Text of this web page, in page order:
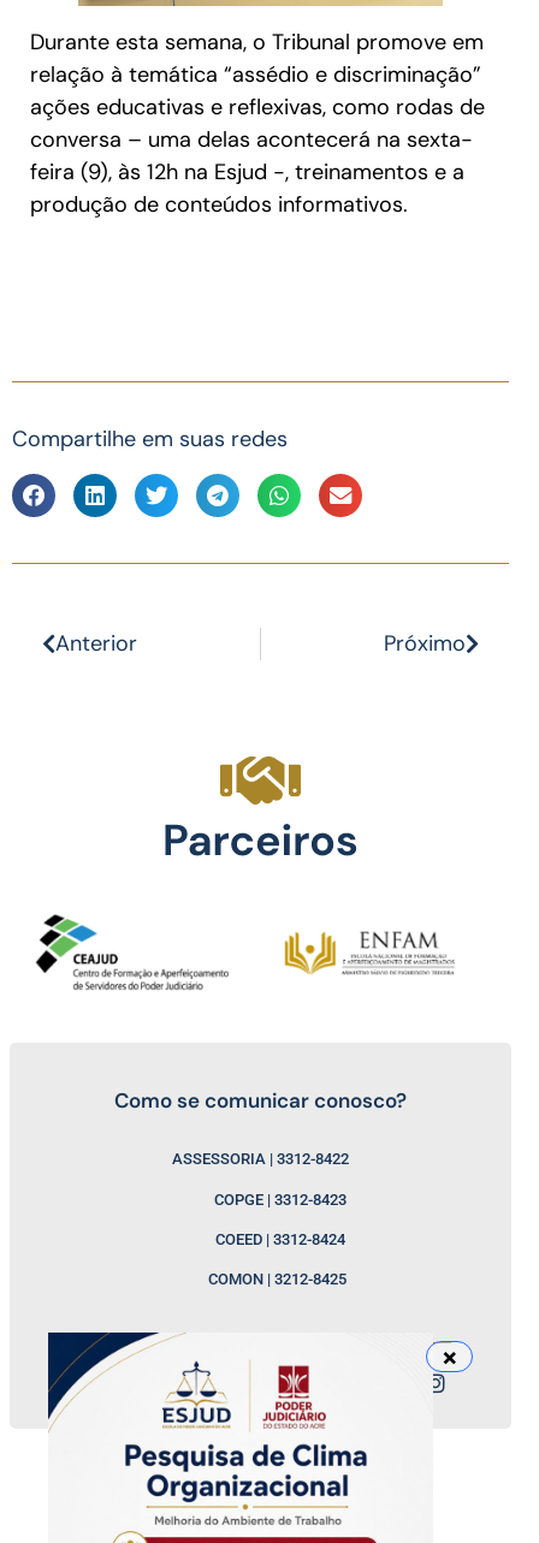
Durante esta semana, o Tribunal promove em
relação à temática “assédio e discriminação”
ações educativas e reflexivas, como rodas de
conversa – uma delas acontecerá na sexta-
feira (9), às 12h na Esjud -, treinamentos e a
produção de conteúdos informativos.
Compartilhe em suas redes
Anterior Próximo
Como se comunicar conosco?
ASSESSORIA | 3312-8422
COPGE | 3312-8423
COEED | 3312-8424
COMON | 3212-8425
Nossos canais
ESJUD